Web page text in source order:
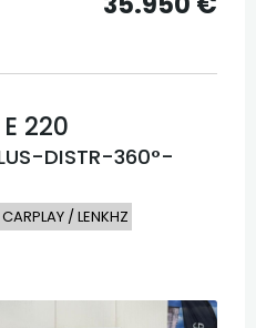
E 220
DISTR-360°-
CARPLAY / LENKHZ